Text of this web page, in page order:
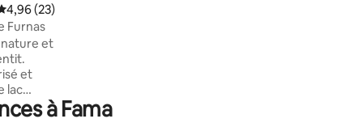
moyenne sur la base de 23 commentaires : 4,96 sur 5
4,96 (23)
Furnas
et
et
lac
idéal
confort et des expériences mémorables
à Fama